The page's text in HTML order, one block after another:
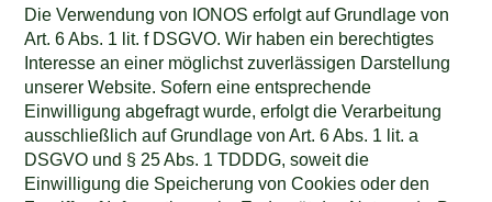
Die Verwendung von IONOS erfolgt auf Grundlage von
Art. 6 Abs. 1 lit. f DSGVO. Wir haben ein berechtigtes
Interesse an einer möglichst zuverlässigen Darstellung
unserer Website. Sofern eine entsprechende
Einwilligung abgefragt wurde, erfolgt die Verarbeitung
ausschließlich auf Grundlage von Art. 6 Abs. 1 lit. a
DSGVO und § 25 Abs. 1 TDDDG, soweit die
Einwilligung die Speicherung von Cookies oder den